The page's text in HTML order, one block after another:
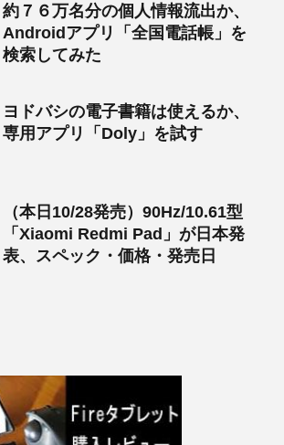
約７６万名分の個人情報流出か、
Androidアプリ「全国電話帳」を
検索してみた
ヨドバシの電子書籍は使えるか、
専用アプリ「Doly」を試す
（本日10/28発売）90Hz/10.61型
「Xiaomi Redmi Pad」が日本発
表、スペック・価格・発売日